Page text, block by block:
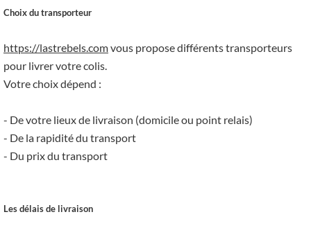
Choix du transporteur
https://lastrebels.comvous propose différents transporteurs
pour livrer votre colis.
Votre choix dépend :
- De votre lieux de livraison (domicile ou point relais)
- De la rapidité du transport
- Du prix du transport
Les délais de livraison